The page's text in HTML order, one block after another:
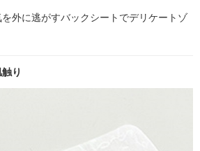
外に逃がすバックシートでデリケートゾ
り